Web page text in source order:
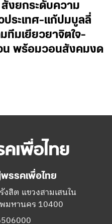
งยกระดับความ
ระเทศ-แก้ปมบูลลี่
ทีมเยียวยาจิตใจ-
น พร้อมวอนสังคมงด
รรคเพื่อไทย
สิต แขวงสามเสนใน
มหานคร 10400